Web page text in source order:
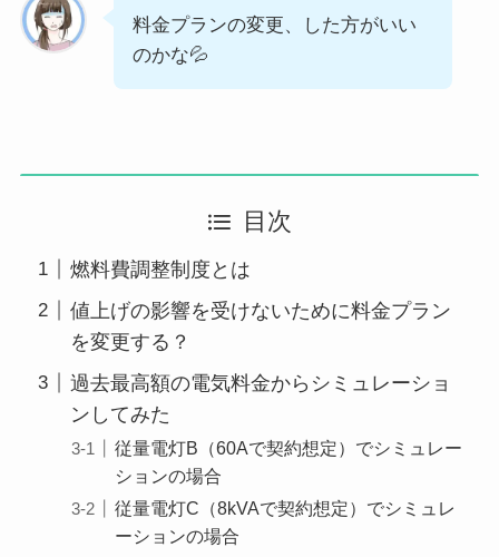
料金プランの変更、した方がいい
のかな💦
目次
燃料費調整制度とは
値上げの影響を受けないために料金プラン
を変更する？
過去最高額の電気料金からシミュレーショ
ンしてみた
従量電灯B（60Aで契約想定）でシミュレー
ションの場合
従量電灯C（8kVAで契約想定）でシミュレ
ーションの場合